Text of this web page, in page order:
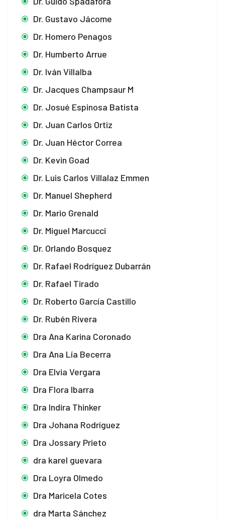
Dr. Gustavo Jácome
Dr. Homero Penagos
Dr. Humberto Arrue
Dr. Iván Villalba
Dr. Jacques Champsaur M
Dr. Josué Espinosa Batista
Dr. Juan Carlos Ortiz
Dr. Juan Héctor Correa
Dr. Kevin Goad
Dr. Luis Carlos Villalaz Emmen
Dr. Manuel Shepherd
Dr. Mario Grenald
Dr. Miguel Marcucci
Dr. Orlando Bosquez
Dr. Rafael Rodríguez Dubarrán
Dr. Rafael Tirado
Dr. Roberto García Castillo
Dr. Rubén Rivera
Dra Ana Karina Coronado
Dra Ana Lía Becerra
Dra Elvia Vergara
Dra Flora Ibarra
Dra Indira Thinker
Dra Johana Rodríguez
Dra Jossary Prieto
dra karel guevara
Dra Loyra Olmedo
Dra Maricela Cotes
dra Marta Sánchez